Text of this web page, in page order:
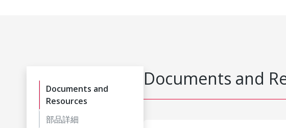
Documents and
Resources
部品詳細
Documents and